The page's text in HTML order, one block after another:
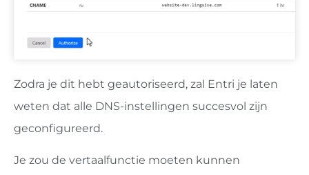
Zodra je dit hebt geautoriseerd, zal Entri je laten
weten dat alle DNS-instellingen succesvol zijn
geconfigureerd.
Je zou de vertaalfunctie moeten kunnen